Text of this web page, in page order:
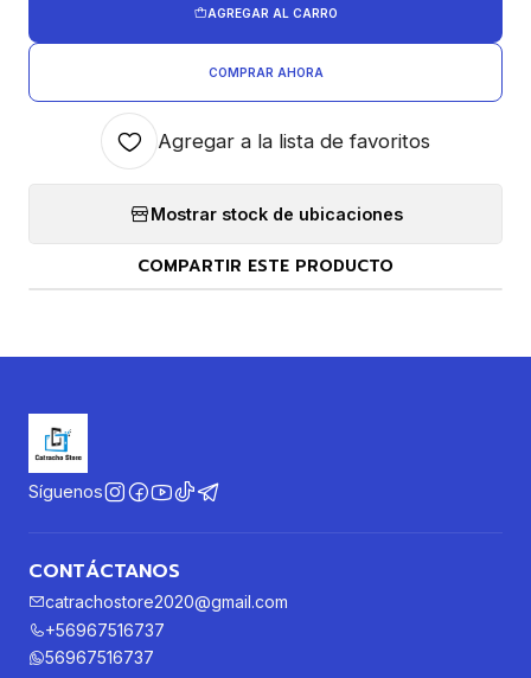
AGREGAR AL CARRO
COMPRAR AHORA
Agregar a la lista de favoritos
Mostrar stock de ubicaciones
COMPARTIR ESTE PRODUCTO
Síguenos
CONTÁCTANOS
catrachostore2020@gmail.com
+56967516737
56967516737